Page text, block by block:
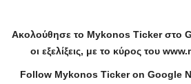
Ακολούθησε το Mykonos Tickerστο
οι εξελίξεις, με το κύρος του www.
Follow Mykonos Ticker on Google